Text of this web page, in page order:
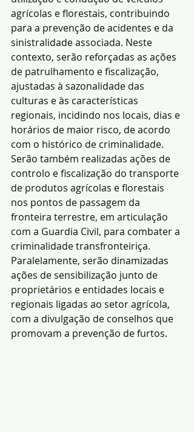
agrícolas e florestais, contribuindo
para a prevenção de acidentes e da
sinistralidade associada. Neste
contexto, serão reforçadas as ações
de patrulhamento e fiscalização,
ajustadas à sazonalidade das
culturas e às características
regionais, incidindo nos locais, dias e
horários de maior risco, de acordo
com o histórico de criminalidade.
Serão também realizadas ações de
controlo e fiscalização do transporte
de produtos agrícolas e florestais
nos pontos de passagem da
fronteira terrestre, em articulação
com a Guardia Civil, para combater a
criminalidade transfronteiriça.
Paralelamente, serão dinamizadas
ações de sensibilização junto de
proprietários e entidades locais e
regionais ligadas ao setor agrícola,
com a divulgação de conselhos que
promovam a prevenção de furtos.